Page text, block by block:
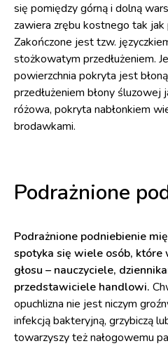
się pomiędzy górną i dolną
zawiera zrębu kostnego tak
Zakończone jest tzw.
stożkowatym przedłużeniem.
powierzchnia pokryta jest
przedłużeniem błony śluzowej
różowa, pokryta nabłonkiem
brodawkami.
Podrażnione
Podrażnione podniebienie
spotyka się wiele osób, które
głosu – nauczyciele,
przedstawiciele handlowi.
opuchlizna nie jest niczym
infekcją bakteryjną, grzybiczą
towarzyszy też nałogowemu